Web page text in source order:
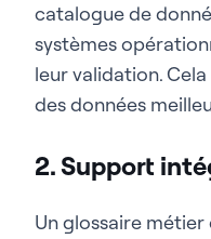
catalogue de
systèmes
leur validation.
des données
2. Support
Un glossaire